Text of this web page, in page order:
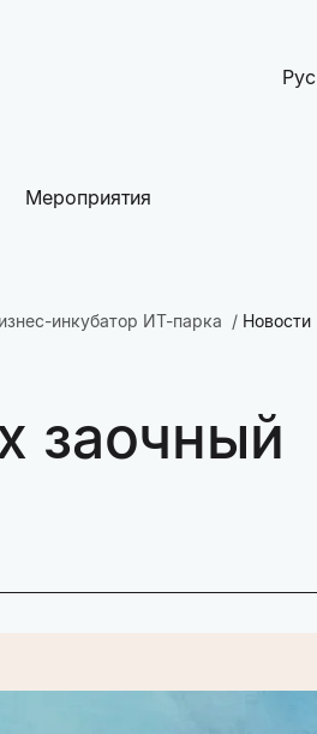
Рус
Мероприятия
инкубатор ИТ-парка Новости
заочный